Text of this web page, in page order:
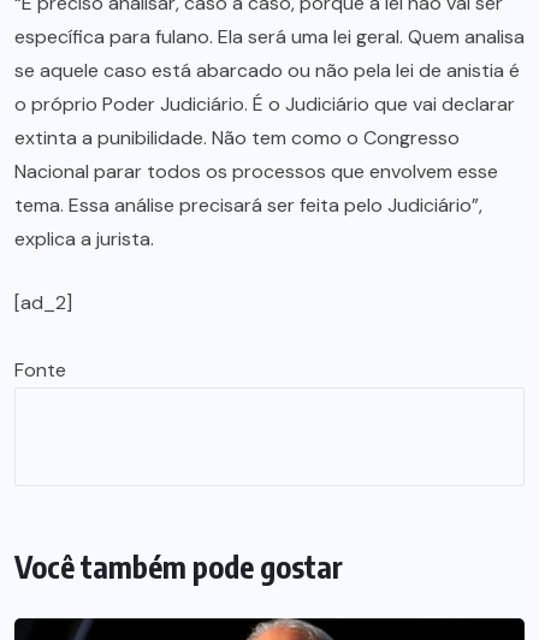
específica para fulano. Ela será uma lei geral. Quem analisa
se aquele caso está abarcado ou não pela lei de anistia é
o próprio Poder Judiciário. É o Judiciário que vai declarar
extinta a punibilidade. Não tem como o Congresso
Nacional parar todos os processos que envolvem esse
tema. Essa análise precisará ser feita pelo Judiciário”,
explica a jurista.
[ad_2]
Fonte
Você também pode gostar